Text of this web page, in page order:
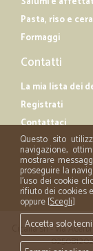
Pasta, riso e
Formaggi
Contatti
La mia lista dei
Registrati
Contattaci
Cicalia srl - via
Questo sito
navigazione,
mostrare
proseguire la
l'uso dei cookie
rifiuto dei cookies
oppure [Scegli]
Accetta solo